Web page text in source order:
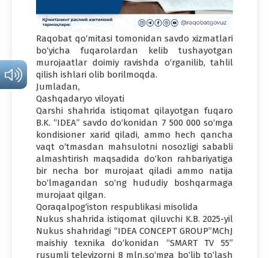
Raqobat qo‘mitasi tomonidan savdo xizmatlari
bo‘yicha fuqarolardan kelib tushayotgan
murojaatlar doimiy ravishda o‘rganilib, tahlil
qilish ishlari olib borilmoqda.
Jumladan,
Qashqadaryo viloyati
Qarshi shahrida istiqomat qilayotgan fuqaro
B.K. “IDEA” savdo do‘konidan 7 500 000 so‘mga
kondisioner xarid qiladi, ammo hech qancha
vaqt o‘tmasdan mahsulotni nosozligi sababli
almashtirish maqsadida do‘kon rahbariyatiga
bir necha bor murojaat qiladi ammo natija
bo‘lmagandan so‘ng hududiy boshqarmaga
murojaat qilgan.
Qoraqalpog‘iston respublikasi misolida
Nukus shahrida istiqomat qiluvchi K.B. 2025-yil
Nukus shahridagi “IDEA CONCEPT GROUP”MChJ
maishiy texnika do‘konidan “SMART TV 55”
rusumli televizorni 8 mln.so‘mga bo‘lib to‘lash